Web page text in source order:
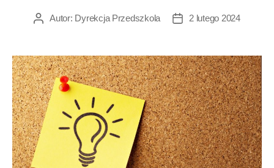
AutorAutor: Dyrekcja Przedszkola
Data2 lutego 2024